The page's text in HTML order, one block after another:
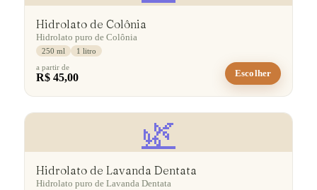
Hidrolato de Colônia
Hidrolato puro de Colônia
250 ml
1 litro
a partir de
R$ 45,00 Escolher
🌿
Hidrolato de Lavanda Dentata
Hidrolato puro de Lavanda Dentata